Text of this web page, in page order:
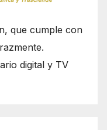
que cumple con
digital y TV